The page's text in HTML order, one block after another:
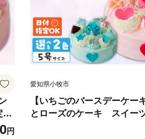
可
円
愛知県小牧市
【いちごのバースデーケー
とローズのケーキ スイー
菓子 お取り寄せ 愛知県 小